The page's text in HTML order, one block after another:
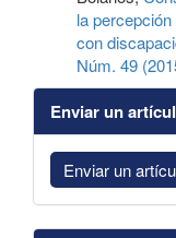
la
con
Núm. 49
Enviar un
Enviar un